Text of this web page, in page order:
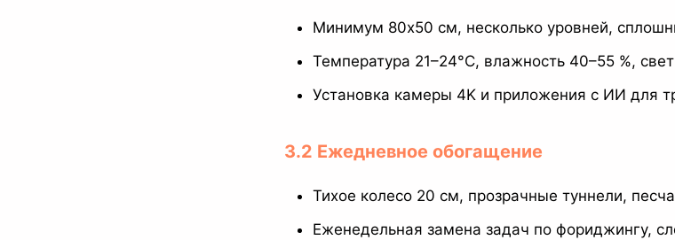
Минимум 80x50 см, несколько уровней,
Температура 21–24°C, влажность 40–55 %,
Установка камеры 4K и приложения с ИИ для
3.2 Ежедневное обогащение
Тихое колесо 20 см, прозрачные туннели,
Еженедельная замена задач по фориджингу,